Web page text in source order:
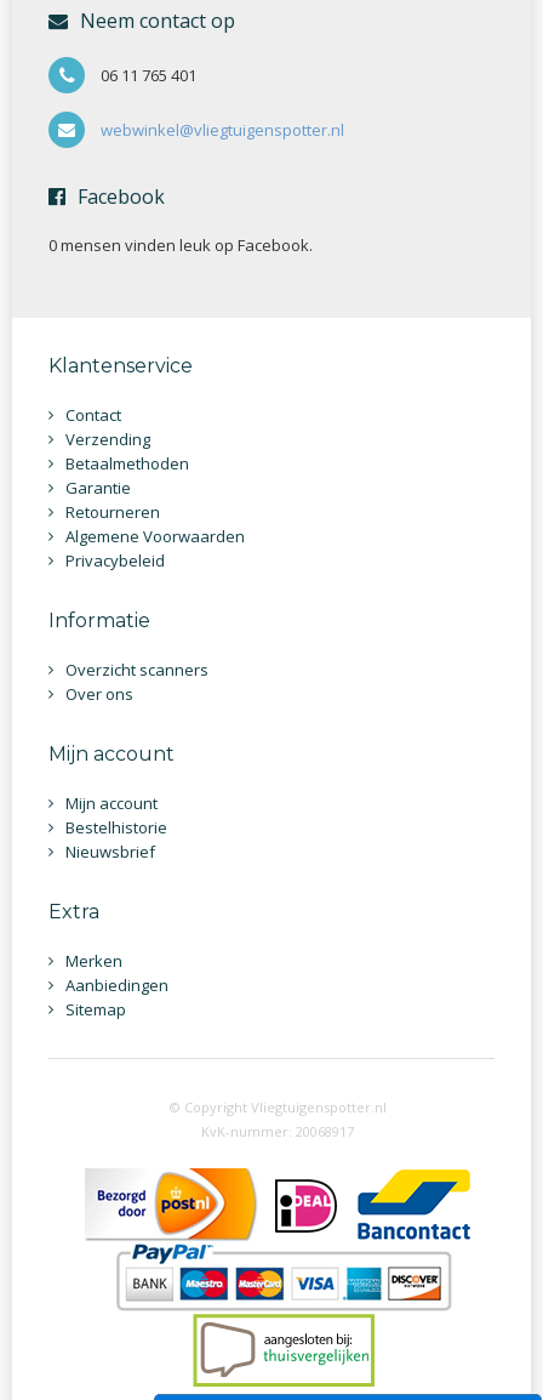
Neem contact op
06 11 765 401
webwinkel@vliegtuigenspotter.nl
Facebook
0 mensen vinden leuk op Facebook.
Klantenservice
Contact
Verzending
Betaalmethoden
Garantie
Retourneren
Algemene Voorwaarden
Privacybeleid
Informatie
Overzicht scanners
Over ons
Mijn account
Mijn account
Bestelhistorie
Nieuwsbrief
Extra
Merken
Aanbiedingen
Sitemap
© Copyright Vliegtuigenspotter.nl
KvK-nummer: 20068917